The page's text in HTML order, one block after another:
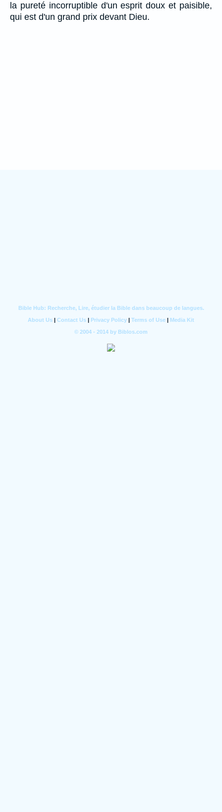
la pureté incorruptible d'un esprit doux et paisible,
qui est d'un grand prix devant Dieu.